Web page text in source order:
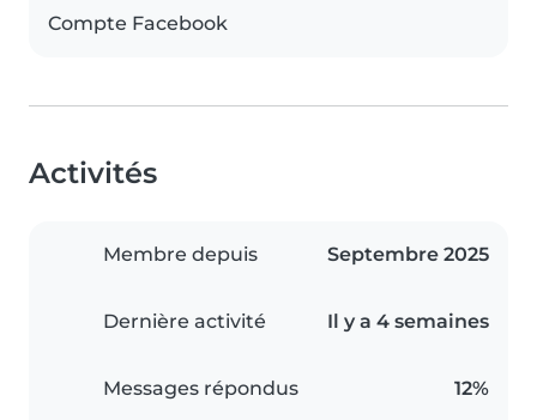
Compte Facebook
Activités
Membre depuis Septembre 2025
Dernière activité Il y a 4 semaines
Messages répondus 12%